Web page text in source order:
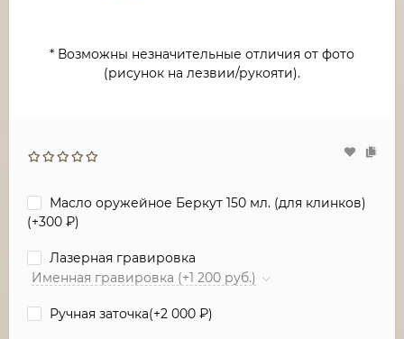
* Возможны незначительные отличия от фото
(рисунок на лезвии/рукояти).
Масло оружейное Беркут 150 мл. (для клинков)
(+300 ₽)
Лазерная гравировка
Именная гравировка (+1 200 руб.)
Ручная заточка(+2 000 ₽)